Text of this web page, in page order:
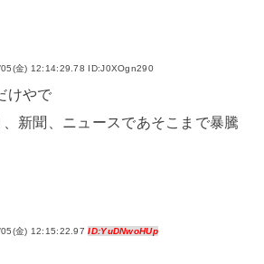
金) 12:14:29.78 ID:J0XOgn290
けやで
新聞、ニュースであそこまで暴騰
金) 12:15:22.97ID:YuDNwoHUp